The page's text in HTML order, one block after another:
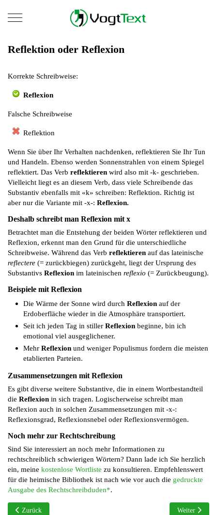
Mobile Menu Toggle
Reflektion oder Reflexion
Korrekte Schreibweise:
Reflexion
Falsche Schreibweise
Reflektion
Wenn Sie über Ihr Verhalten nachdenken, reflektieren Sie Ihr Tun
und Handeln. Ebenso werden Sonnenstrahlen von einem Spiegel
reflektiert. Das Verbreflektieren wird also mit -k- geschrieben.
Vielleicht liegt es an diesem Verb, dass viele Schreibende das
Substantiv ebenfalls mit «k» schreiben: Reflektion. Richtig ist
aber nur die Variante mit -x-:Reflexion.
Deshalb schreibt man Reflexion mit x
Betrachtet man die Entstehung der beiden Wörter reflektieren und
Reflexion, erkennt man den Grund für die unterschiedliche
Schreibweise. Während das Verbreflektieren auf das lateinische
reflectere(= zurückbiegen) zurückgeht, liegt der Ursprung des
SubstantivsReflexion im lateinischenreflexio(= Zurückbeugung).
Beispiele mit Reflexion
Die Wärme der Sonne wird durchReflexion auf der
Erdoberfläche wieder in die Atmosphäre transportiert.
Seit ich jeden Tag in stillerReflexion beginne, bin ich
emotional viel ausgeglichener.
MehrReflexion und weniger Populismus fordern die meisten
etablierten Parteien.
Zusammensetzungen mit Reflexion
Es gibt diverse weitere Substantive, die in einem Wortbestandteil
dieReflexion in sich tragen. Logischerweise schreibt man
Reflexion auch in solchen Zusammensetzungen mit -x-:
Reflexionsgrad, Reflexionsnebel oder Reflexionsvermögen.
Noch mehr zur Rechtschreibung
Sind Sie interessiert an noch mehr Informationen zu
rechtschreiblich schwierigen Wörtern? Dann lade ich Sie herzlich
ein, meinekostenlose Wortliste zu konsultieren. Empfehlenswert
für die heimische Bibliothek ist nach wie vor auch die gedruckte
Ausgabe des Rechtschreibduden*.
Vorheriger Beitrag: PS, PS. oder P. S.
Zurück Nächster
Weiter